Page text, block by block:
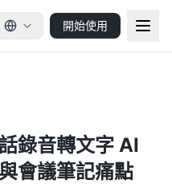
開始使用
錄音轉文字 AI
會議筆記痛點